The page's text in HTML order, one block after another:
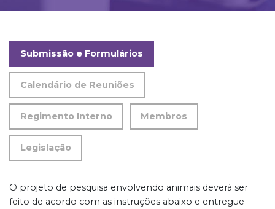
Submissão e Formulários
Calendário de Reuniões
Regimento Interno Membros
Legislação
O projeto de pesquisa envolvendo animais deverá ser
feito de acordo com as instruções abaixo e entregue